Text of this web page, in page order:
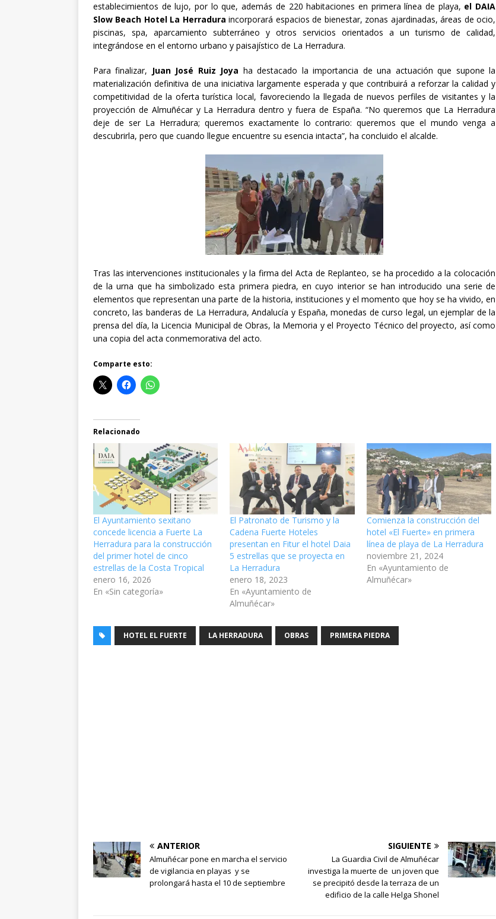
establecimientos de lujo, por lo que, además de 220 habitaciones en primera línea de playa, el DAIA
Slow Beach Hotel La Herradura incorporará espacios de bienestar, zonas ajardinadas, áreas de ocio,
piscinas, spa, aparcamiento subterráneo y otros servicios orientados a un turismo de calidad,
integrándose en el entorno urbano y paisajístico de La Herradura.
Para finalizar, Juan José Ruiz Joya ha destacado la importancia de una actuación que supone la
materialización definitiva de una iniciativa largamente esperada y que contribuirá a reforzar la calidad y
competitividad de la oferta turística local, favoreciendo la llegada de nuevos perfiles de visitantes y la
proyección de Almuñécar y La Herradura dentro y fuera de España. “No queremos que La Herradura
deje de ser La Herradura; queremos exactamente lo contrario: queremos que el mundo venga a
descubrirla, pero que cuando llegue encuentre su esencia intacta”, ha concluido el alcalde.
Tras las intervenciones institucionales y la firma del Acta de Replanteo, se ha procedido a la colocación
de la urna que ha simbolizado esta primera piedra, en cuyo interior se han introducido una serie de
elementos que representan una parte de la historia, instituciones y el momento que hoy se ha vivido, en
concreto, las banderas de La Herradura, Andalucía y España, monedas de curso legal, un ejemplar de la
prensa del día, la Licencia Municipal de Obras, la Memoria y el Proyecto Técnico del proyecto, así como
una copia del acta conmemorativa del acto.
Comparte esto:
Relacionado
El Ayuntamiento sexitano
concede licencia a Fuerte La
Herradura para la construcción
del primer hotel de cinco
estrellas de la Costa Tropical
enero 16, 2026
En «Sin categoría»
El Patronato de Turismo y la
Cadena Fuerte Hoteles
presentan en Fitur el hotel Daia
5 estrellas que se proyecta en
La Herradura
enero 18, 2023
En «Ayuntamiento de
Almuñécar»
Comienza la construcción del
hotel «El Fuerte» en primera
línea de playa de La Herradura
noviembre 21, 2024
En «Ayuntamiento de
Almuñécar»
HOTEL EL FUERTE LA HERRADURA OBRAS PRIMERA PIEDRA
ANTERIOR
Almuñécar pone en marcha el servicio
de vigilancia en playas y se
prolongará hasta el 10 de septiembre
SIGUIENTE
La Guardia Civil de Almuñécar
investiga la muerte de un joven que
se precipitó desde la terraza de un
edificio de la calle Helga Shonel